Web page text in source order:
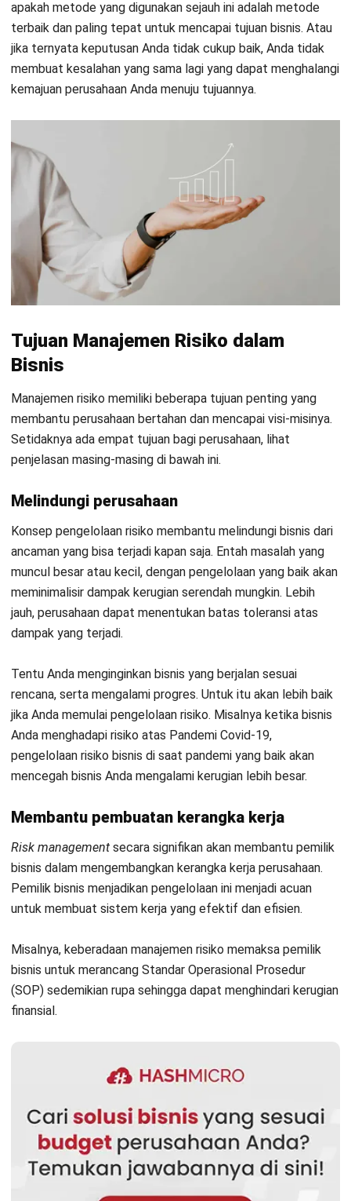
dampak yang terjadi.
Tentu Anda menginginkan bisnis yang berjalan sesuai
rencana, serta mengalami progres. Untuk itu akan lebih baik
Anda menghadapi risiko atas Pandemi Covid-19,
pengelolaan risiko bisnis di saat pandemi yang baik akan
mencegah bisnis Anda mengalami kerugian lebih besar.
Membantu pembuatan kerangka kerja
Risk management
secara signifikan akan membantu pemilik
bisnis dalam mengembangkan kerangka kerja perusahaan.
Pemilik bisnis menjadikan pengelolaan ini menjadi acuan
untuk membuat sistem kerja yang efektif dan efisien.
Misalnya, keberadaan manajemen risiko memaksa pemilik
bisnis untuk merancang
finansial.
Baca Juga: Ketahui Pentingnya Manajemen Laba untuk
Menghindari Kebangkrutan Perusahaan
Membantu meningkatkan kinerja perusahaan dengan
menyediakan informasi tingkat risiko yang disebutkan dalam
risk matrix
resiko membangun sistem kontrol berkelanjutan, sehingga
masalah di lapangan secara berkelanjutan.
Informasi atas risiko mendorong pihak yang bertanggung
jawab untuk mengevaluasi serta melakukan perbaikan
secara terus menerus. Kondisi tersebut akan mendorong